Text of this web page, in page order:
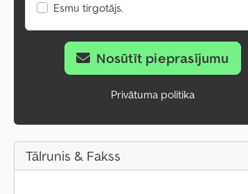
Esmu tirgotājs.
Nosūtīt pieprasījumu
Privātuma politika
Tālrunis & Fakss